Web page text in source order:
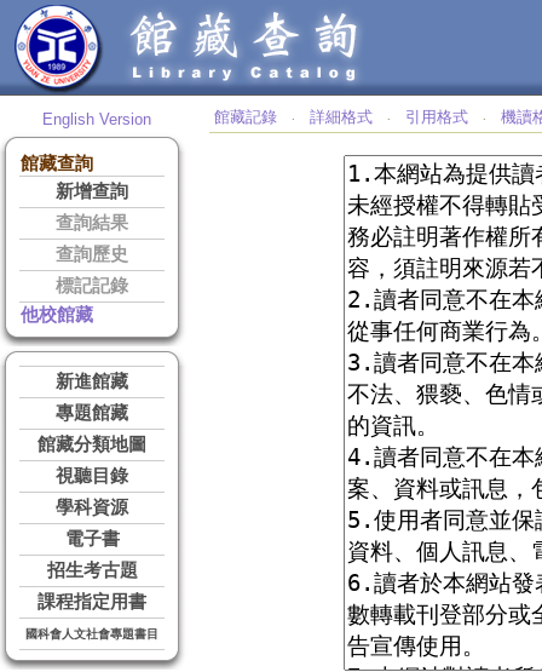
English Version
館藏查詢
新增查詢
查詢結果
查詢歷史
標記記錄
他校館藏
新進館藏
專題館藏
館藏分類地圖
視聽目錄
學科資源
電子書
招生考古題
課程指定用書
國科會人文社會專題書目
館藏記錄 ‧ 詳細格式 ‧ 引用格式 ‧ 機讀